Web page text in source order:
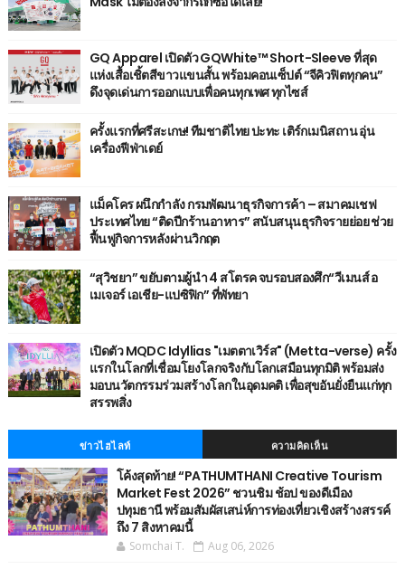
GQ Apparel เปิดตัว GQWhite™ Short-Sleeve ที่สุด
แห่งเสื้อเชิ้ตสีขาวแขนสั้น พร้อมคอนเซ็ปต์ “จีคิวฟิตทุกคน”
ดึงจุดเด่นการออกแบบเพื่อคนทุกเพศ ทุกไซส์
ครั้งแรกที่ศรีสะเกษ! ทีมชาติไทย ปะทะ เติร์กเมนิสถาน อุ่น
เครื่องฟีฟ่าเดย์
แม็คโคร ผนึกกำลัง กรมพัฒนาธุรกิจการค้า – สมาคมเชฟ
ประเทศไทย “ติดปีกร้านอาหาร” สนับสนุนธุรกิจรายย่อย ช่วย
ฟื้นฟูกิจการหลังผ่านวิกฤต
“สุวิชยา” ขยับตามผู้นำ 4 สโตรค จบรอบสองศึก“วีเมนส์ อ
เมเจอร์ เอเชีย-แปซิฟิก” ที่พัทยา
เปิดตัว MQDC Idyllias "เมตตาเวิร์ส" (Metta-verse) ครั้ง
แรกในโลกที่เชื่อมโยงโลกจริงกับโลกเสมือนทุกมิติ พร้อมส่ง
มอบนวัตกรรมร่วมสร้างโลกในอุดมคติ เพื่อสุขอันยั่งยืนแก่ทุก
สรรพสิ่ง
ข่าวไฮไลท์ ความคิดเห็น
โค้งสุดท้าย! “PATHUMTHANI Creative Tourism
Market Fest 2026” ชวนชิม ช้อป ของดีเมือง
ปทุมธานี พร้อมสัมผัสเสน่ห์การท่องเที่ยวเชิงสร้างสรรค์
ถึง 7 สิงหาคมนี้
Somchai T. Aug 06, 2026